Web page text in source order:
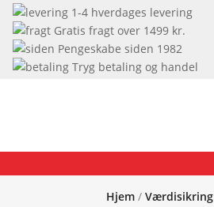
1-4 hverdages levering
Gratis fragt over 1499 kr.
Pengeskabe siden 1982
Tryg betaling og handel
Hjem /Værdisikring